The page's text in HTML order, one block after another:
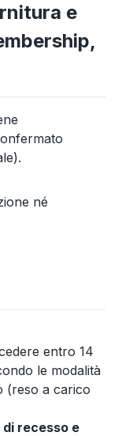
e
né
entro 14
le modalità
(reso a carico
recesso e